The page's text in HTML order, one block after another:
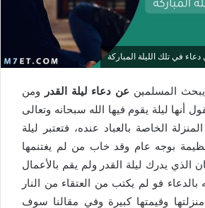
في تلك الليلة المباركة
المسلمين عن دعاء ليلة القدر
ومن
أنها ليلة يقوم فيها الله سبحانه وتعالى
الخاصة بالعباد عنده، فتعتبر ليلة
بوجه عام وقد خاب من لم يغتنمها
الذي يدرك ليلة القدر ولم يقم بالأعمال
بالدعاء فو لم يكتب من العتقاء من النار
وقيمتها كبيرة وفي مقالنا سوف